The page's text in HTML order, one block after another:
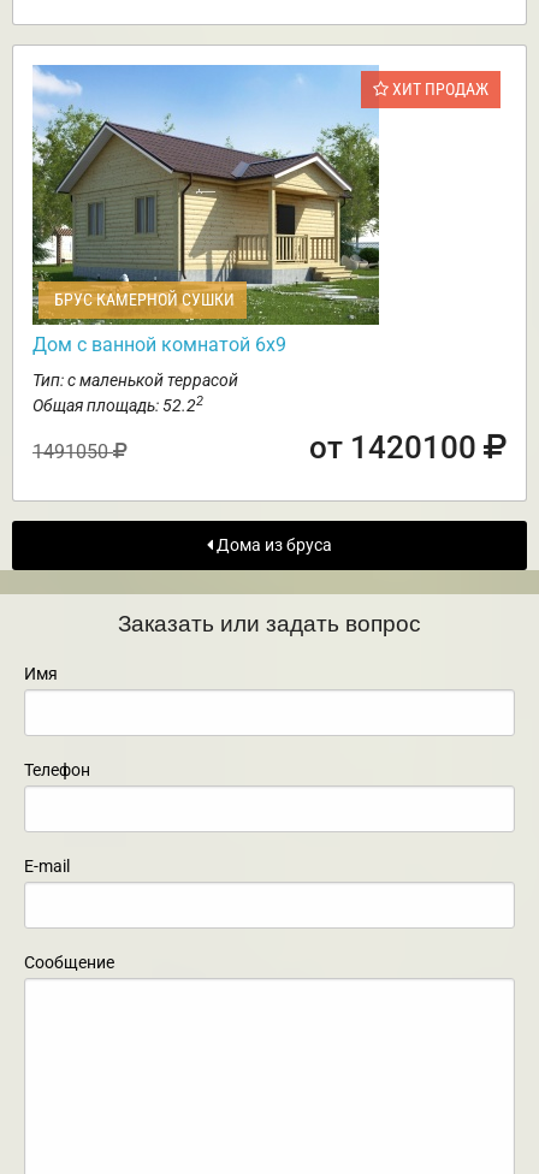
ХИТ ПРОДАЖ
БРУС КАМЕРНОЙ СУШКИ
Дом с ванной комнатой 6х9
Тип: с маленькой террасой
Общая площадь: 52.22
1491050 от 1420100
Дома из бруса
Заказать или задать вопрос
Имя
Телефон
E-mail
Сообщение